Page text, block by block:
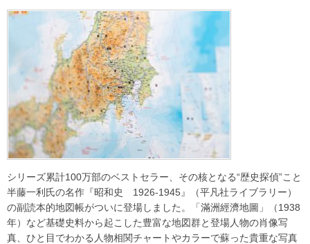
シリーズ累計100万部のベストセラー、その核となる“歴史探偵”こと
半藤一利氏の名作『昭和史 1926-1945』（平凡社ライブラリー）
の副読本的地図帳がついに登場しました。「滿洲經濟地圖」（1938
年）など基礎史料から起こした豊富な地図群と登場人物の肖像写
真、ひと目でわかる人物相関チャートやカラーで蘇った貴重な写真